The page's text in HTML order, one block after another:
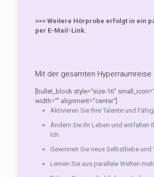
>>> Weitere Hörprobe erfolgt in ein
per E-Mail-Link.
Mit der gesamten Hyperraumreise
[bullet_block style=“size-16″
width=““ alignment=“center“]
Aktivieren Sie Ihre Talente und
Ändern Sie Ihr Leben und entfalten
Ich.
Gewinnen Sie neue Selbstliebe und
Lernen Sie aus parallele Welten